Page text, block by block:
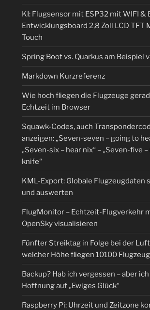
KI: Flugsensor mit ESP32 mit WIFI &
Entwicklungsboard 2,8 Zoll LCD TFT
Touch
Spring Boot vs. Quarkus am Beispiel
Markdown Kurzreferenz
Wie hoch fliegen die Flugzeuge
Echtzeit im Browser
Squawk-Codes, auch
anzeigen: „Seven-seven – going to
„Seven-six – hear nix“ – „Seven-five
knife“
KML-Export: Globale Flugzeugdaten
und auswerten
FlugMonitor – Echtzeit-Flugverkehr
OpenSky visualisieren
Fünfter Streiktag in Folge bei der
welcher Höhe fliegen 10100
Backup? Hab ich vergessen – aber
Hoffnung auf „Ewiges Glück“
Raspberry Pi: Uhrzeit und Zeitzone